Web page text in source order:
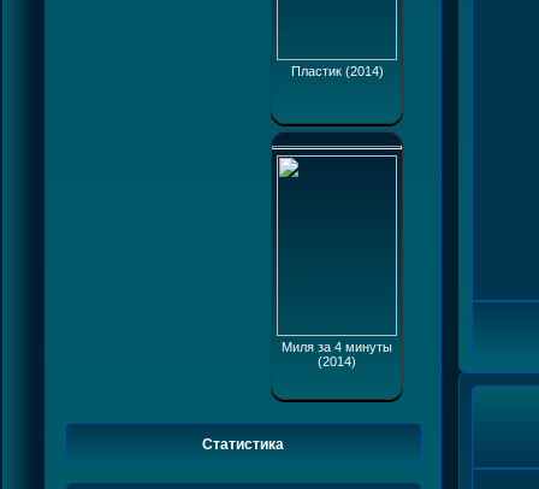
Пластик (2014)
Миля за 4 минуты
(2014)
Статистика